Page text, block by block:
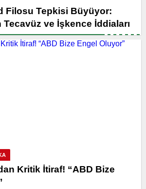
Filosu Tepkisi Büyüyor:
ve İşkence İddiaları
Kritik İtiraf! “ABD Bize